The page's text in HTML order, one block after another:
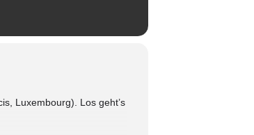
Luxembourg). Los geht’s